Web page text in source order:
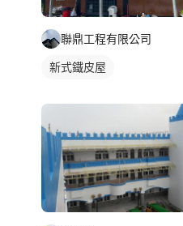
聯鼎工程有限公司
新式鐵皮屋